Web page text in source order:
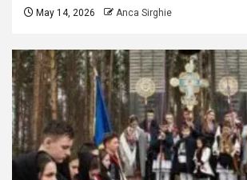
May 14, 2026 Anca Sirghie